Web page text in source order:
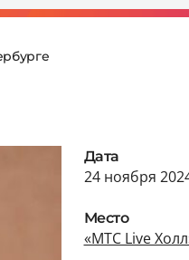
Дата
24 ноября
Место
«МТС Live